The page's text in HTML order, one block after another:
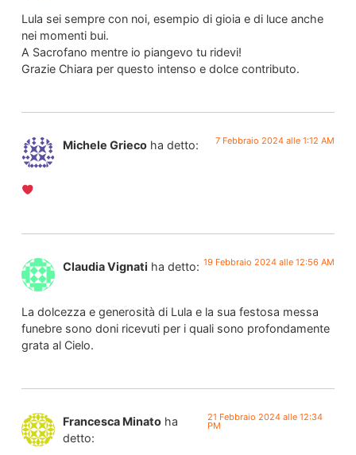
Lula sei sempre con noi, esempio di gioia e di luce anche
nei momenti bui.
A Sacrofano mentre io piangevo tu ridevi!
Grazie Chiara per questo intenso e dolce contributo.
Michele Grieco ha detto: 7 Febbraio 2024 alle 1:12 AM
Claudia Vignati ha detto: 19 Febbraio 2024 alle 12:56 AM
La dolcezza e generosità di Lula e la sua festosa messa
funebre sono doni ricevuti per i quali sono profondamente
grata al Cielo.
Francesca Minato ha
detto:
21 Febbraio 2024 alle 12:34
PM